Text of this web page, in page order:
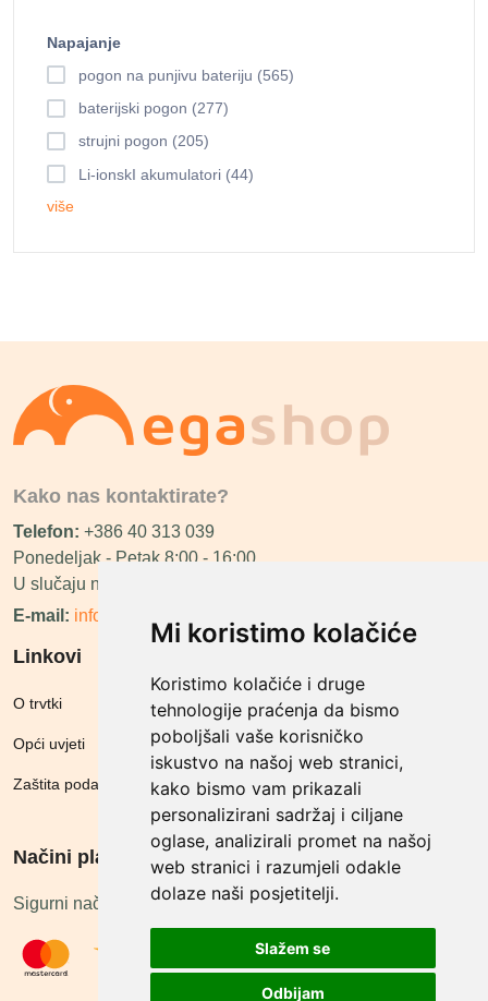
Mi koristimo kolačiće
Koristimo kolačiće i druge
tehnologije praćenja da bismo
poboljšali vaše korisničko
iskustvo na našoj web stranici,
kako bismo vam prikazali
personalizirani sadržaj i ciljane
oglase, analizirali promet na našoj
web stranici i razumjeli odakle
dolaze naši posjetitelji.
Slažem se
Odbijam
Napajanje
pogon na punjivu bateriju (565)
baterijski pogon (277)
strujni pogon (205)
Li-ionskI akumulatori (44)
više
Kako nas kontaktirate?
Telefon: +386 40 313 039
Ponedeljak - Petak 8:00 - 16:00
U slučaju neraspoloživosti ćemo vas nazvati.
E-mail: info@megashop.hr
Linkovi
O trvtki
Opći uvjeti
Zaštita podataka
Načini plačanja
Sigurni načini plaćanja